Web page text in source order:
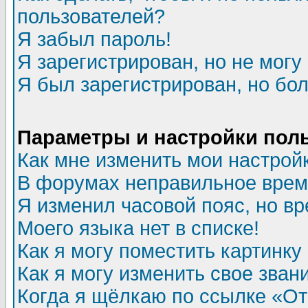
пользователей?
Я забыл пароль!
Я зарегистрирован, но не могу
Я был зарегистрирован, но
Параметры и настройки
Как мне изменить мои
В форумах неправильное
Я изменил часовой пояс, но
Моего языка нет в списке!
Как я могу поместить
Как я могу изменить свое
Когда я щёлкаю по ссылке